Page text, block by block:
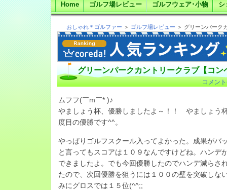
Home ゴルフ場レビュー ゴルフウェア･小物 シ
おしゃれ＊ゴルファー ＞ ゴルフ場レビュー ＞ グリーンパーク
グリーンパークカントリークラブ【コン
コメン
ムフフ(￣m￣* )♪
やましょう杯、優勝しましたよ～！！ やましょう
度目の優勝です^^。
やっぱりゴルフスクール入ってよかった。成果がバ
と言ってもスコアは１０９なんですけどね。ハンデ
できましたよ。でも今回優勝したのでハンデ減らさ
たので、次回優勝を狙うには１００の壁を突破しな
みにグロスでは１５位(^^;;